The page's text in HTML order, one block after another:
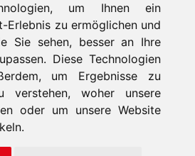
um Ihnen ein
Erlebnis zu ermöglichen und
Sie sehen, besser an Ihre
Diese Technologien
um Ergebnisse zu
verstehen, woher unsere
oder um unsere Website
HOME
PRODUKTE
FIRMA
KONTAKT
© 2026 Alle Rechte Vorbehalten